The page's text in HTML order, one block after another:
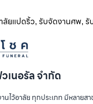
ลัยแปดริ้ว, รับจัดงานศพ, รั
เนอรัล จำกัด
นไว้อาลัย ทุกประเภท มีหลายส